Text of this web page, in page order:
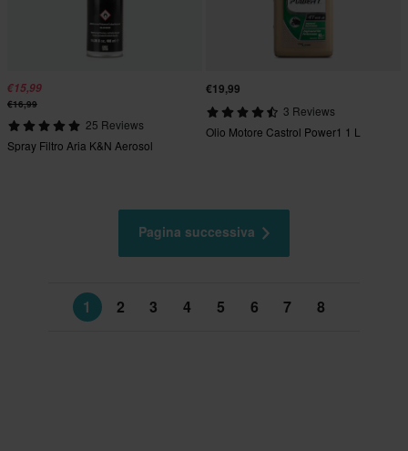
€15,99
€16,99
25 Reviews
Spray Filtro Aria K&N Aerosol
€19,99
3 Reviews
Olio Motore Castrol Power1 1 L
Pagina successiva
1 2 3 4 5 6 7 8